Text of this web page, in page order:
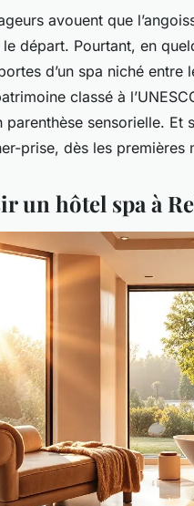
avouent que
départ. Pourtant, en
d’un spa niché entre
classé à
sensorielle. Et
prise, dès les premières
un hôtel spa à